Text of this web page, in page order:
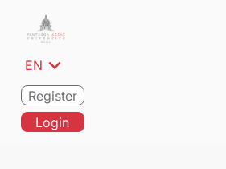
EN expand_more
Register
Login